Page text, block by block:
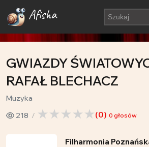
Afisha
GWIAZDY
RAFAŁ BLECHACZ
Muzyka
218
(0) 0 głosów
Filharmonia